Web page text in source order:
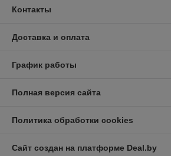
Контакты
Доставка и оплата
График работы
Полная версия сайта
Политика обработки cookies
Сайт создан на платформе Deal.by